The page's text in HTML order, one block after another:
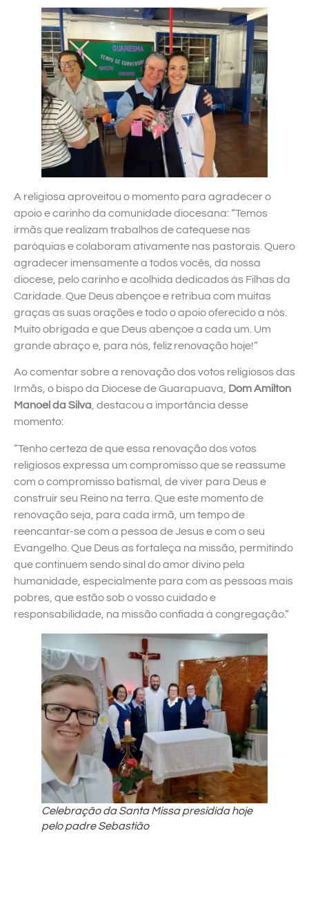
A religiosa aproveitou o momento para agradecer o
apoio e carinho da comunidade diocesana: “Temos
irmãs que realizam trabalhos de catequese nas
paróquias e colaboram ativamente nas pastorais. Quero
agradecer imensamente a todos vocês, da nossa
diocese, pelo carinho e acolhida dedicados às Filhas da
Caridade. Que Deus abençoe e retribua com muitas
graças as suas orações e todo o apoio oferecido a nós.
Muito obrigada e que Deus abençoe a cada um. Um
grande abraço e, para nós, feliz renovação hoje!”
Ao comentar sobre a renovação dos votos religiosos das
Irmãs, o bispo da Diocese de Guarapuava, Dom Amilton
Manoel da Silva , destacou a importância desse
momento:
“Tenho certeza de que essa renovação dos votos
religiosos expressa um compromisso que se reassume
com o compromisso batismal, de viver para Deus e
construir seu Reino na terra. Que este momento de
renovação seja, para cada irmã, um tempo de
reencantar-se com a pessoa de Jesus e com o seu
Evangelho. Que Deus as fortaleça na missão, permitindo
que continuem sendo sinal do amor divino pela
humanidade, especialmente para com as pessoas mais
pobres, que estão sob o vosso cuidado e
responsabilidade, na missão confiada à congregação.”
Celebração da Santa Missa presidida hoje
pelo padre Sebastião